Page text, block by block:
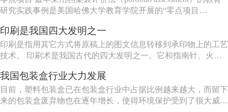
研究实践事例是美国哈佛大学教育学院开展的“零点项目
家哥德曼（N.Goodman）发起了艺术教育活动。到了1972
年，“零点项目”由于得到了提...
印刷是我国四大发明之一
印刷是指用其它方式将原稿上的图文信息转移到承印物上的工艺
技术。 印刷术是我国古代的四大发明之一。它和指南针、火
一台快速印刷机，这以后才开始了印刷技术的机械化过程。
1860年，美国生产出第一批轮转机，以后德国相继生产了双色快
速印刷机...
我国包装盒行业大力发展
目前，塑料包装盒已在包装盒行业中占据比例越来越大，而留下
来的包装盒废弃物也在逐年增长，使得环境保护受到了很大威